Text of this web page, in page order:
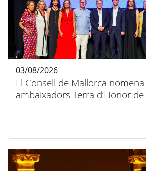
El Consell de Mallorca
ambaixadors Terra d’Honor de
03/08/2026